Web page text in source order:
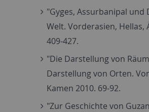
"Gyges, Assurbanipal
Welt. Vorderasien,
409-427.
"Die Darstellung von
Darstellung von Orten.
Kamen 2010. 69-92.
"Zur Geschichte von